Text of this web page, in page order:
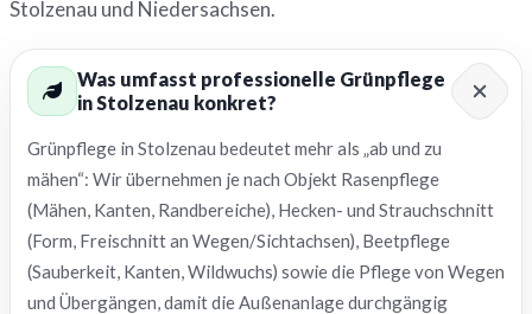
Stolzenau und Niedersachsen.
Was umfasst professionelle Grünpflege
in Stolzenau konkret?
Grünpflege in Stolzenau bedeutet mehr als „ab und zu
mähen“: Wir übernehmen je nach Objekt Rasenpflege
(Mähen, Kanten, Randbereiche), Hecken- und Strauchschnitt
(Form, Freischnitt an Wegen/Sichtachsen), Beetpflege
(Sauberkeit, Kanten, Wildwuchs) sowie die Pflege von Wegen
und Übergängen, damit die Außenanlage durchgängig